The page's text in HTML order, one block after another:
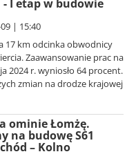
I etap w budowie
| 15:40
17 km odcinka obwodnicy
Zaawansowanie prac na
2024 r. wyniosło 64 procent.
zmian na drodze krajowej
ominie Łomżę.
na budowę S61
– Kolno